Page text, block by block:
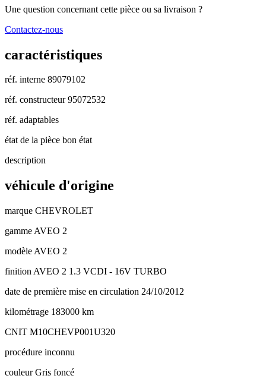
Une question concernant cette pièce ou sa livraison ?
Contactez-nous
caractéristiques
réf. interne 89079102
réf. constructeur 95072532
réf. adaptables
état de la pièce bon état
description
véhicule d'origine
marque CHEVROLET
gamme AVEO 2
modèle AVEO 2
finition AVEO 2 1.3 VCDI - 16V TURBO
date de première mise en circulation 24/10/2012
kilométrage 183000 km
CNIT M10CHEVP001U320
procédure inconnu
couleurGris foncé